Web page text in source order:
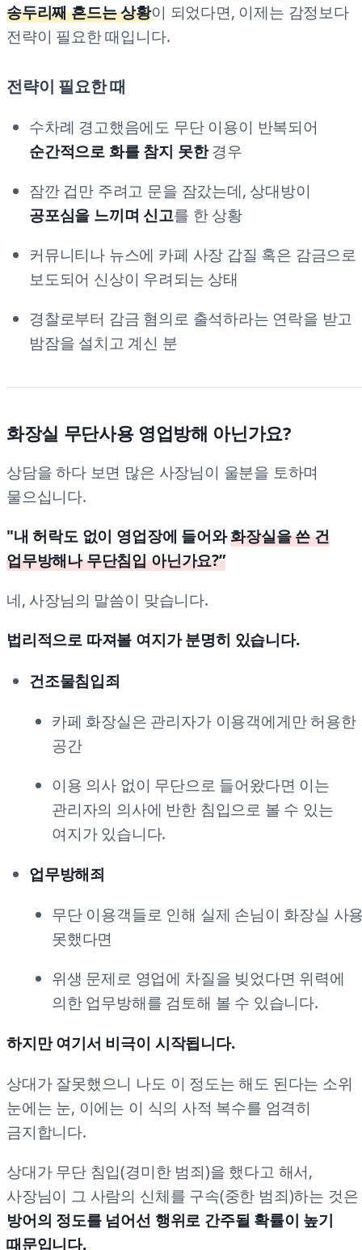
송두리째 흔드는 상황이 되었다면, 이제는 감정보다
전략이 필요한 때입니다.
전략이 필요한 때
수차례 경고했음에도 무단 이용이 반복되어
순간적으로 화를 참지 못한경우
잠깐 겁만 주려고 문을 잠갔는데, 상대방이
공포심을 느끼며 신고를 한 상황
커뮤니티나 뉴스에 카페 사장 갑질 혹은 감금으로
보도되어 신상이 우려되는 상태
경찰로부터 감금 혐의로 출석하라는 연락을 받고
밤잠을 설치고 계신 분
화장실 무단사용 영업방해 아닌가요?
상담을 하다 보면 많은 사장님이 울분을 토하며
물으십니다.
"내 허락도 없이 영업장에 들어와화장실을 쓴 건
업무방해나 무단침입 아닌가요?”
네, 사장님의 말씀이 맞습니다.
법리적으로 따져볼 여지가 분명히 있습니다.
건조물침입죄
카페 화장실은 관리자가 이용객에게만 허용한
공간
이용 의사 없이 무단으로 들어왔다면 이는
관리자의 의사에 반한 침입으로 볼 수 있는
여지가 있습니다.
업무방해죄
무단 이용객들로 인해 실제 손님이 화장실 사
못했다면
위생 문제로 영업에 차질을 빚었다면 위력에
의한 업무방해를 검토해 볼 수 있습니다.
하지만 여기서 비극이 시작됩니다.
상대가 잘못했으니 나도 이 정도는 해도 된다는 소위
눈에는 눈, 이에는 이 식의 사적 복수를 엄격히
금지합니다.
상대가 무단 침입(경미한 범죄)을 했다고 해서,
사장님이 그 사람의 신체를 구속(중한 범죄)하는 것은
방어의 정도를 넘어선 행위로 간주될 확률이 높기
때문입니다.